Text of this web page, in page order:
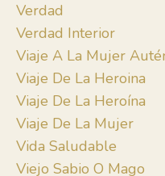
Verdad
Verdad Interior
Viaje A La Mujer
Viaje De La Heroina
Viaje De La Heroína
Viaje De La Mujer
Vida Saludable
Viejo Sabio O Mago